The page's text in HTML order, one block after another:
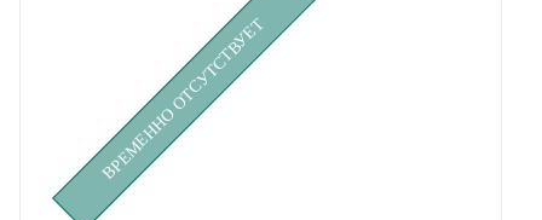
ВРЕМЕННО ОТСУТСТВУЕТ